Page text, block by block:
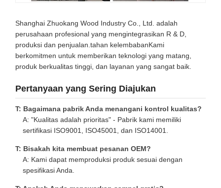
Shanghai Zhuokang Wood Industry Co., Ltd. adalah
perusahaan profesional yang mengintegrasikan R & D,
produksi dan penjualan.tahan kelembabanKami
berkomitmen untuk memberikan teknologi yang matang,
produk berkualitas tinggi, dan layanan yang sangat baik.
Pertanyaan yang Sering Diajukan
T: Bagaimana pabrik Anda menangani kontrol kualitas?
A: "Kualitas adalah prioritas" - Pabrik kami memiliki
sertifikasi ISO9001, ISO45001, dan ISO14001.
T: Bisakah kita membuat pesanan OEM?
A: Kami dapat memproduksi produk sesuai dengan
spesifikasi Anda.